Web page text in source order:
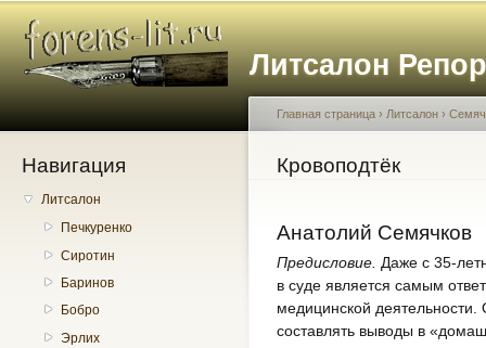
Литсалон
Навигация
Литсалон
Печкуренко
Сиротин
Баринов
Бобро
Эрлих
Вы здесь
Главная страница › Литсалон ›
Кровоподтёк
Анатолий Семячков
Предисловие. Даже с 35-
в суде является самым
медицинской
составлять выводы в